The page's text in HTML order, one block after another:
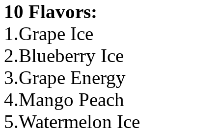
10 Flavors:
1.Grape Ice
2.Blueberry Ice
3.Grape Energy
4.Mango Peach
5.Watermelon Ice